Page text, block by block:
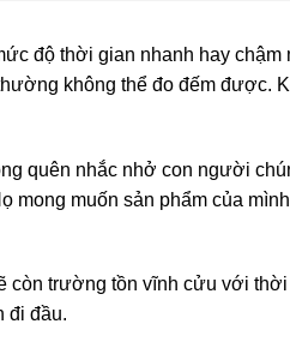
độ thời gian nhanh hay
không thể đo đếm được.
quên nhắc nhở con người
mong muốn sản phẩm của
còn trường tồn vĩnh cửu với
đi đầu.